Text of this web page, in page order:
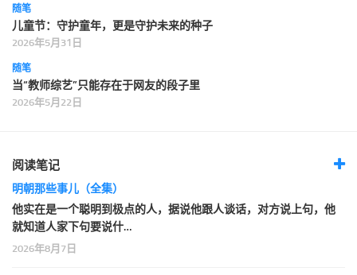
随笔
儿童节：守护童年，更是守护未来的种子
2026年5月31日
随笔
当“教师综艺”只能存在于网友的段子里
2026年5月22日
阅读笔记
明朝那些事儿（全集）
他实在是一个聪明到极点的人，据说他跟人谈话，对方说上句，他
就知道人家下句要说什…
2026年8月7日